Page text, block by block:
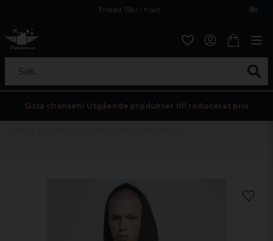
Endast 59kr i frakt
Sök...
Sista chansen! Utgående produkter till reducerat pris